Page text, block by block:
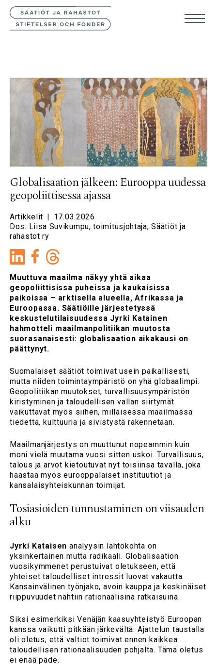
SVE
ENG
Globalisaation jälkeen: Eurooppa uudessa
geopoliittisessa ajassa
Artikkelit | 17.03.2026
Dos. Liisa Suvikumpu, toimitusjohtaja, Säätiöt ja
rahastot ry
LinkedInFacebook
Muuttuva maailma näkyy yhtä aikaa
geopoliittisissa puheissa ja kaukaisissa
paikoissa – arktisella alueella, Afrikassa ja
Euroopassa. Säätiöille järjestetyssä
keskustelutilaisuudessa Jyrki Katainen
hahmotteli maailmanpolitiikan muutosta
suorasanaisesti: globalisaation aikakausi on
päättynyt.
Suomalaiset säätiöt toimivat usein paikallisesti,
mutta niiden toimintaympäristö on yhä globaalimpi.
Geopolitiikan muutokset, turvallisuusympäristön
kiristyminen ja taloudellisen vallan siirtymät
vaikuttavat myös siihen, millaisessa maailmassa
tiedettä, kulttuuria ja sivistystä rakennetaan.
Maailmanjärjestys on muuttunut nopeammin kuin
moni vielä muutama vuosi sitten uskoi. Turvallisuus,
talous ja arvot kietoutuvat nyt toisiinsa tavalla, joka
haastaa myös eurooppalaiset instituutiot ja
kansalaisyhteiskunnan toimijat.
Tosiasioiden tunnustaminen on viisauden
alku
Jyrki Kataisen analyysin lähtökohta on
yksinkertainen mutta radikaali. Globalisaation
vuosikymmenet perustuivat oletukseen, että
yhteiset taloudelliset intressit luovat vakautta.
Kansainvälinen työnjako, avoin kauppa ja keskinäiset
riippuvuudet nähtiin rationaalisina ratkaisuina.
Siksi esimerkiksi Venäjän kaasuyhteistyö Euroopan
kanssa vaikutti pitkään järkevältä. Ajattelun taustalla
oli oletus, että valtiot toimivat ennen kaikkea
taloudellisen rationaalisuuden pohjalta. Tämä oletus
ei enää päde.